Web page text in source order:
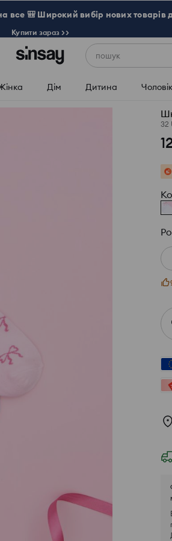
🎒 Широкий вибір нових товарів
Купити зараз >>
пошук
Дім Дитина Чоловік
32